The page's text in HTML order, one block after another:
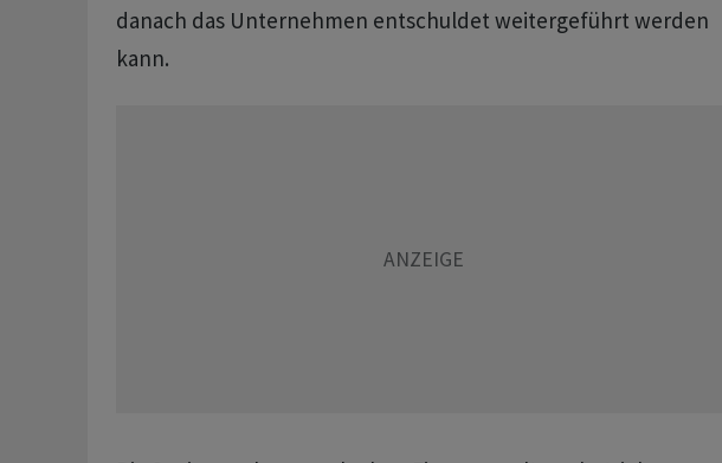
danach das Unternehmen entschuldet weitergeführt werden
kann.